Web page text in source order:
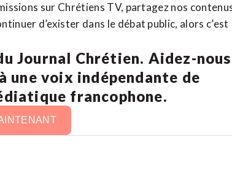
sur Chrétiens TV, partagez nos
d’exister dans le débat public, alors c’est
Journal Chrétien. Aidez-nous
une voix indépendante de
francophone.